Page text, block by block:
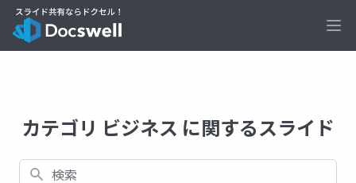
カテゴリ ビジネス に関するスライド
検索